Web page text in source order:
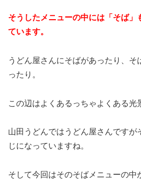
そうしたメニューの中には「そば」
ています。
うどん屋さんにそばがあったり、そ
ったり。
この辺はよくあるっちゃよくある光
山田うどんではうどん屋さんですが
じになっていますね。
そして今回はそのそばメニューの中